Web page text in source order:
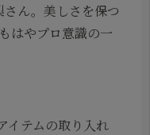
ん。美しさを保つ
はやプロ意識の一
イテムの取り入れ